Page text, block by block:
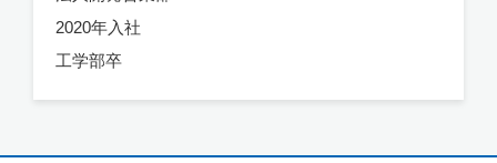
2020年入社
工学部卒